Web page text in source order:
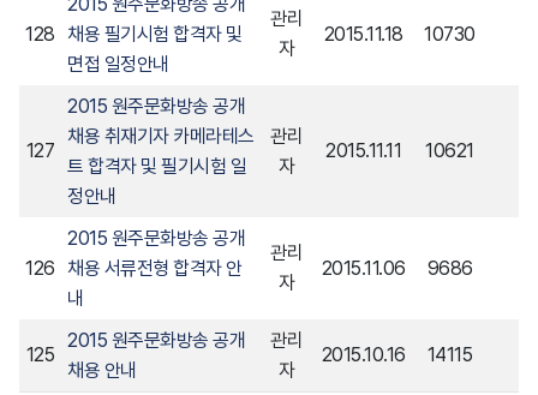
128 채용 필기시험 합격자 및
면접 일정안내
관리
자
2015.11.18 10730
127
2015 원주문화방송 공개
채용 취재기자 카메라테스
트 합격자 및 필기시험 일
정안내
관리
자
2015.11.11 10621
126
2015 원주문화방송 공개
채용 서류전형 합격자 안
내
관리
자
2015.11.06 9686
125
2015 원주문화방송 공개
채용 안내
관리
자
2015.10.16 14115